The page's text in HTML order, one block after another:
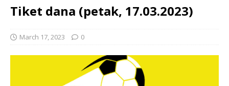
Tiket dana (petak, 17.03.2023)
March 17, 2023 0